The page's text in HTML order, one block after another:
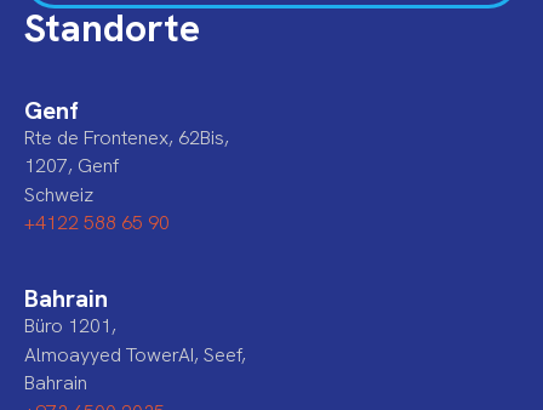
Standorte
Genf
Rte de Frontenex, 62Bis,
1207, Genf
Schweiz
+4122 588 65 90
Bahrain
Büro 1201,
Almoayyed TowerAI, Seef,
Bahrain